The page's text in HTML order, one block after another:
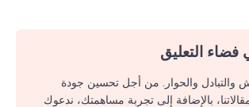
التعليق
والتبادل والحوار. من أجل تحسين جودة
بالإضافة إلى تجربة مساهمتك، ندعوك